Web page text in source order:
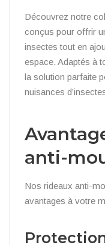
Découvrez notre
conçus pour offrir
insectes tout en
espace. Adaptés à
la solution parfaite
nuisances
anti-
Nos rideaux anti-
avantages à votre